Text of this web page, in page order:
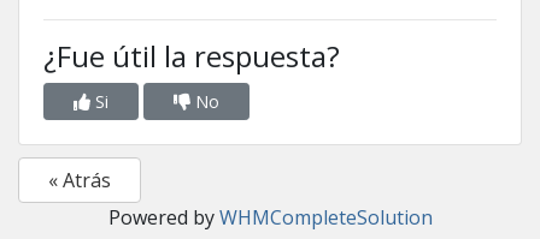
¿Fue útil la respuesta?
Si No
« Atrás
Powered byWHMCompleteSolution